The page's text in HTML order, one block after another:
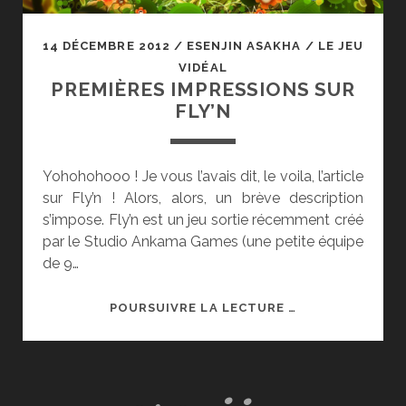
14 DÉCEMBRE 2012 / ESENJIN ASAKHA / LE JEU
VIDÉAL
PREMIÈRES IMPRESSIONS SUR
FLY’N
Yohohohooo ! Je vous l’avais dit, le voila, l’article
sur Fly’n ! Alors, alors, un brève description
s’impose. Fly’n est un jeu sortie récemment créé
par le Studio Ankama Games (une petite équipe
de 9…
POURSUIVRE LA LECTURE …